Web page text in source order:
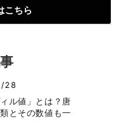
こちら
28
ィル値」とは？唐
とその数値も一